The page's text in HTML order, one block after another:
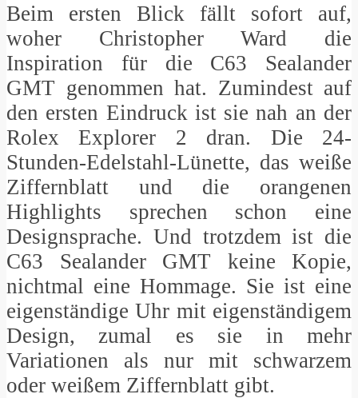
Beim ersten Blick fällt sofort auf,
woher Christopher Ward die
Inspiration für die C63 Sealander
GMT genommen hat. Zumindest auf
den ersten Eindruck ist sie nah an der
Rolex Explorer 2 dran. Die 24-
Stunden-Edelstahl-Lünette, das weiße
Ziffernblatt und die orangenen
Highlights sprechen schon eine
Designsprache. Und trotzdem ist die
C63 Sealander GMT keine Kopie,
nichtmal eine Hommage. Sie ist eine
eigenständige Uhr mit eigenständigem
Design, zumal es sie in mehr
Variationen als nur mit schwarzem
oder weißem Ziffernblatt gibt.